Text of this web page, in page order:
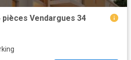
Vendargues 34